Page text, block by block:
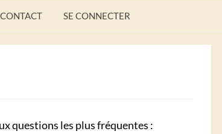
CONTACT SE CONNECTER
questions les plus fréquentes :